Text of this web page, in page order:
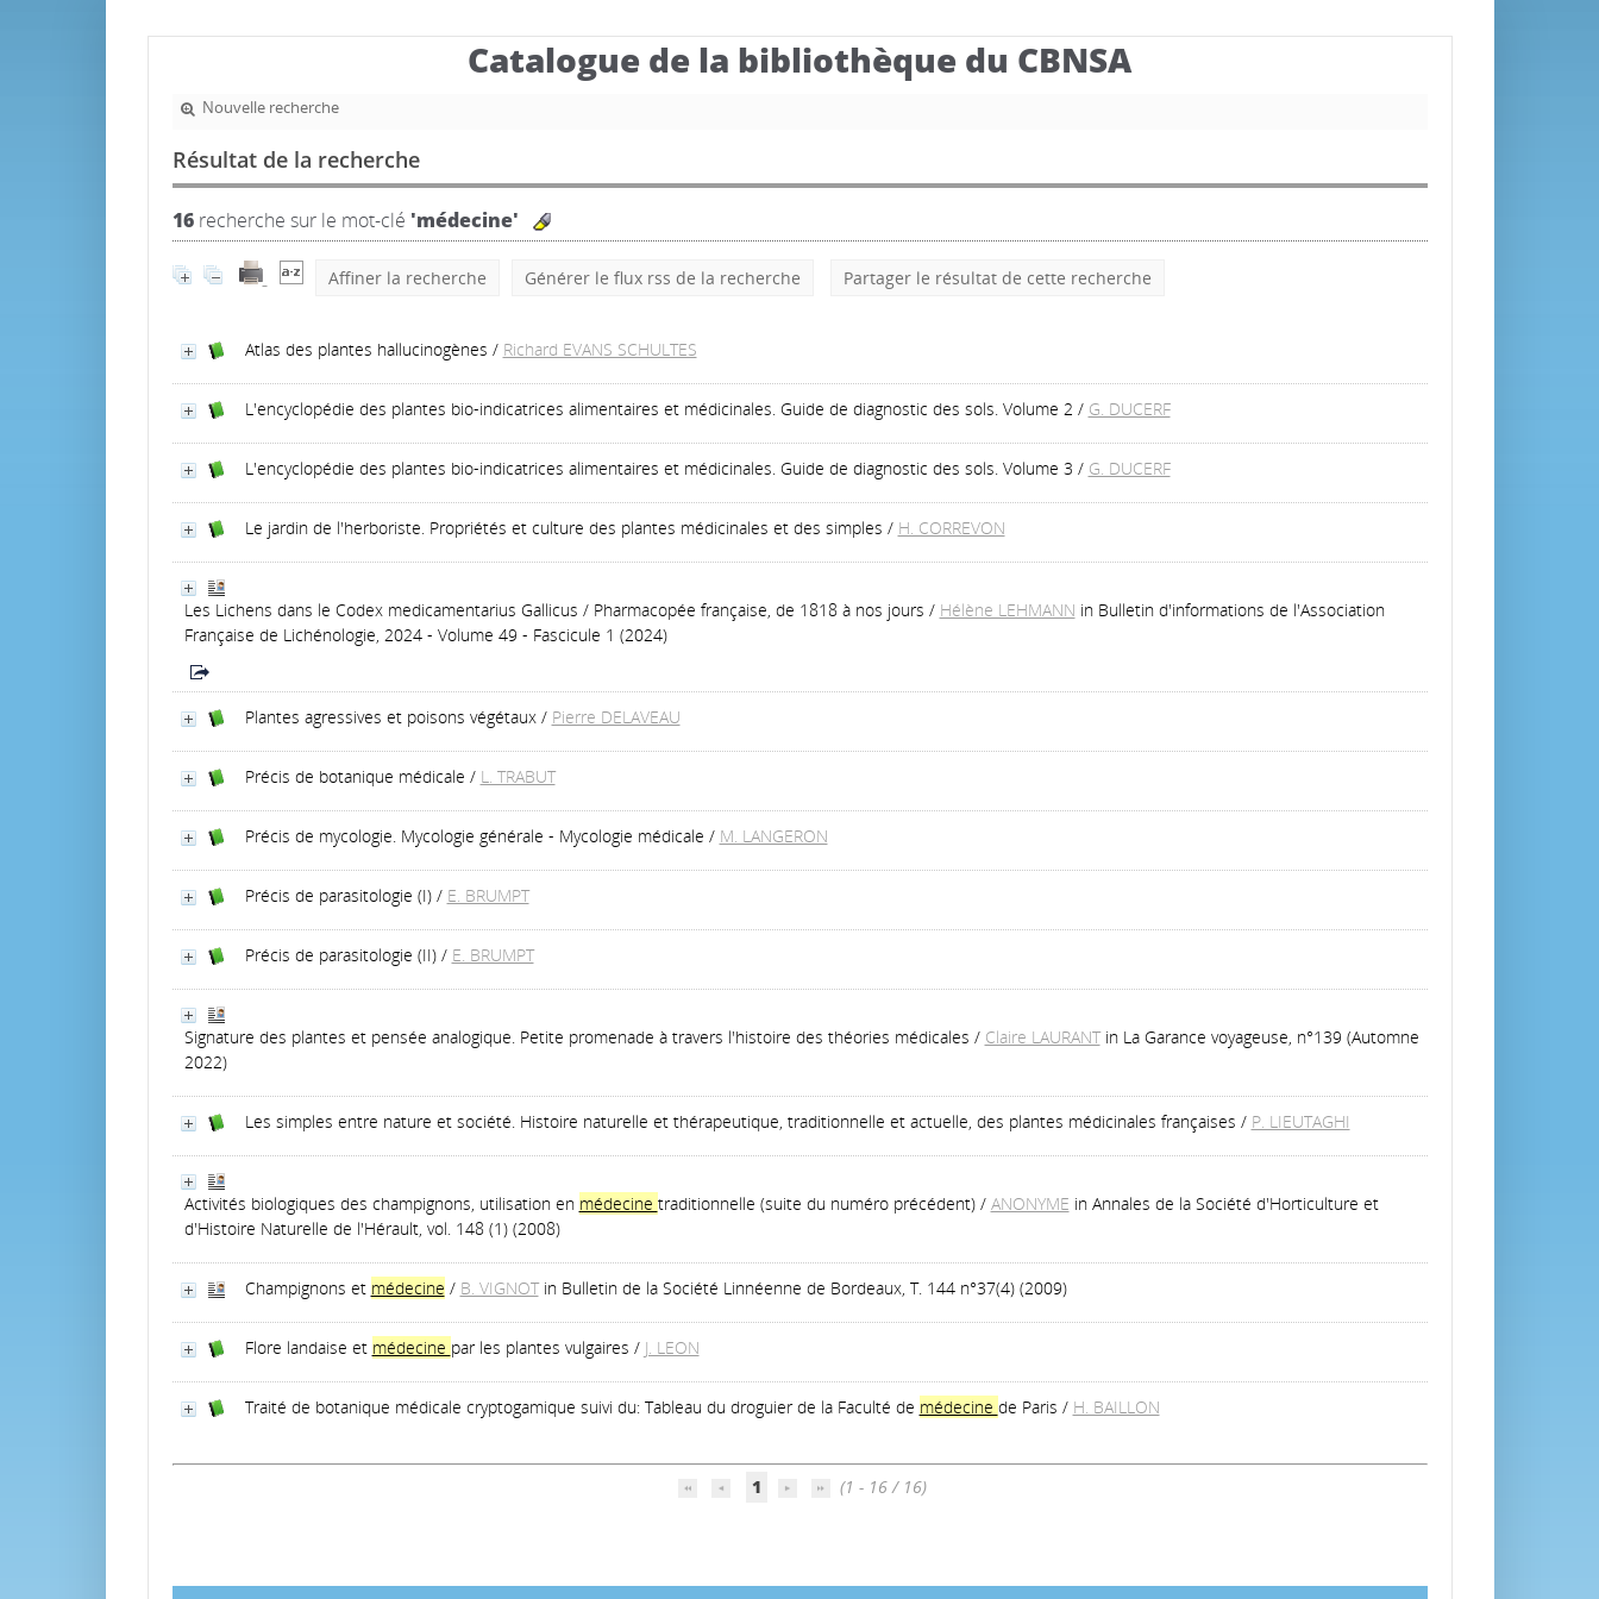
Catalogue de la bibliothèque du CBNSA
Nouvelle recherche
Résultat de la recherche
16recherche sur le mot-clé 'médecine'
Affiner la recherche Générer le flux rss de la recherche Partager le résultat de cette recherche
Atlas des plantes hallucinogènes / Richard EVANS SCHULTES
L'encyclopédie des plantes bio-indicatrices alimentaires et médicinales. Guide de diagnostic des sols. Volume 2 / G. DUCERF
L'encyclopédie des plantes bio-indicatrices alimentaires et médicinales. Guide de diagnostic des sols. Volume 3 / G. DUCERF
Le jardin de l'herboriste. Propriétés et culture des plantes médicinales et des simples / H. CORREVON
Les Lichens dans le Codex medicamentarius Gallicus / Pharmacopée française, de 1818 à nos jours / Hélène LEHMANN in Bulletin d'informations de l'Association
Française de Lichénologie, 2024 - Volume 49 - Fascicule 1 (2024)
Plantes agressives et poisons végétaux/ Pierre DELAVEAU
Précis de botanique médicale / L. TRABUT
Précis de mycologie. Mycologie générale - Mycologie médicale / M. LANGERON
Précis de parasitologie (I)/ E. BRUMPT
Précis de parasitologie (II)/ E. BRUMPT
Signature des plantes et pensée analogique. Petite promenade à travers l'histoire des théories médicales / Claire LAURANT in La Garance voyageuse, n°139 (Automne
2022)
Les simples entre nature et société. Histoire naturelle et thérapeutique, traditionnelle et actuelle, des plantes médicinales françaises / P. LIEUTAGHI
Activités biologiques des champignons, utilisation en médecine traditionnelle (suite du numéro précédent)/ ANONYME in Annales de la Société d'Horticulture et
d'Histoire Naturelle de l'Hérault, vol. 148 (1) (2008)
Champignons et médecine / B. VIGNOT in Bulletin de la Société Linnéenne de Bordeaux, T. 144 n°37(4) (2009)
Flore landaise et médecine par les plantes vulgaires / J. LEON
Traité de botanique médicale cryptogamique suivi du: Tableau du droguier de la Faculté de médecine de Paris / H. BAILLON
1 (1 - 16 / 16)